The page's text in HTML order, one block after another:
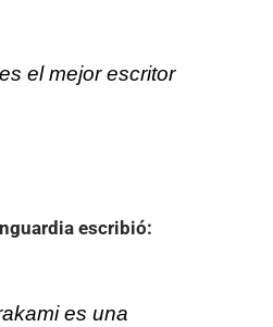
el mejor escritor
escribió:
es una